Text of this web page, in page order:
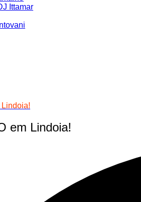
Ittamar
em Lindoia!